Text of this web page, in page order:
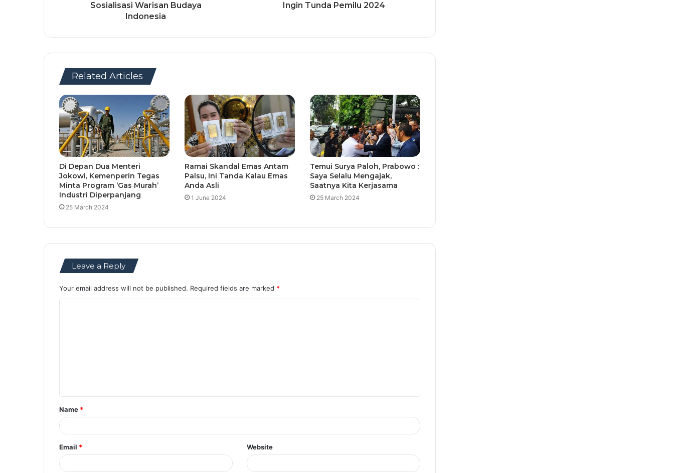
Sosialisasi Warisan Budaya
Indonesia
Ingin Tunda Pemilu 2024
Related Articles
Di Depan Dua Menteri
Jokowi, Kemenperin Tegas
Minta Program ‘Gas Murah’
Industri Diperpanjang
25 March 2024
Ramai Skandal Emas Antam
Palsu, Ini Tanda Kalau Emas
Anda Asli
1 June 2024
Temui Surya Paloh, Prabowo :
Saya Selalu Mengajak,
Saatnya Kita Kerjasama
25 March 2024
Leave a Reply
Your email address will not be published. Required fields are marked *
t
*
Name *
Email * Website